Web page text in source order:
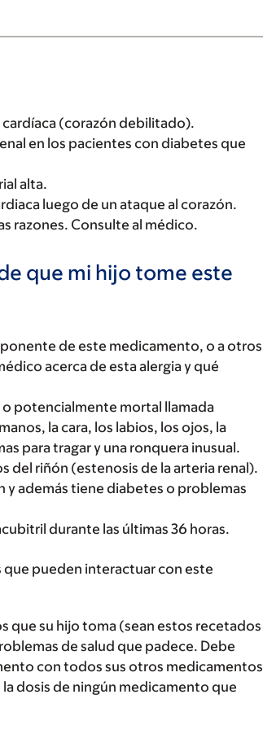
(corazón debilitado).
en los pacientes con diabetes que
alta.
luego de un ataque al corazón.
razones. Consulte al médico.
que mi hijo tome este
de este medicamento, o a otros
acerca de esta alergia y qué
o potencialmente mortal llamada
la cara, los labios, los ojos, la
para tragar y una ronquera inusual.
del riñón (estenosis de la arteria renal).
y además tiene diabetes o problemas
durante las últimas 36 horas.
pueden interactuar con este
que su hijo toma (sean estos recetados
de salud que padece. Debe
con todos sus otros medicamentos
dosis de ningún medicamento que